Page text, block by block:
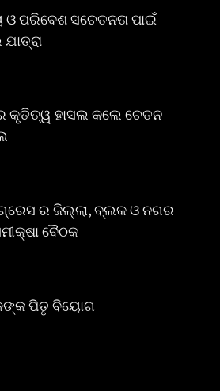
ପରିବେଶ ସଚେତନତା ପାଇଁ
କୃତିତ୍ୱ ହାସଲ କଲେ ଚେତନ
ର ଜିଲ୍ଲା, ବ୍ଲକ ଓ ନଗର
ବୈଠକ
ପିତୃ ବିୟୋଗ